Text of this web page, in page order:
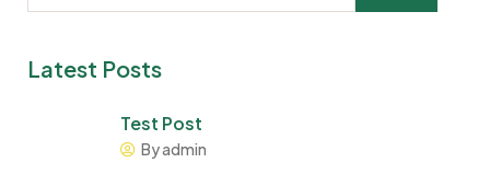
Latest Posts
Test Post
By admin